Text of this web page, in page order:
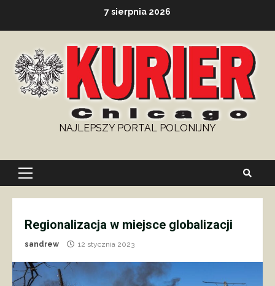
7 sierpnia 2026
NAJLEPSZY PORTAL POLONIJNY
Primary
Regionalizacja w miejsce globalizacji
sandrew 12 stycznia 2023